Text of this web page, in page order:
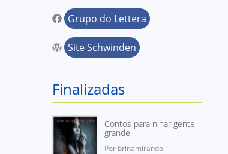
Grupo do Lettera
Site Schwinden
Finalizadas
Contos para ninar gente
grande
Por brinamiranda